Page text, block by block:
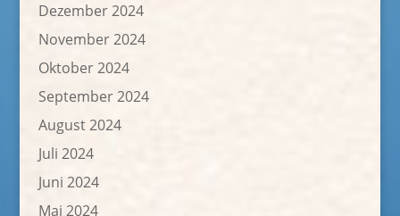
Dezember 2024
November 2024
Oktober 2024
September 2024
August 2024
Juli 2024
Juni 2024
Mai 2024